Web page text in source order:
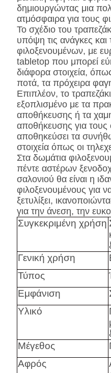
δημιουργώντας μια
ατμόσφαιρα για τους
Το σχέδιο του
υπόψη τις ανάγκες και
φιλοξενουμένων, με
tabletop που μπορεί
διάφορα στοιχεία,
ποτά, τα πρόχειρα
Επιπλέον, το
εξοπλισμένο με τα
αποθήκευσης ή τα
αποθήκευσης για τους
αποθηκεύσει τα
στοιχεία όπως οι
Στα δωμάτια
πέντε αστέρων
σαλονιού θα είναι η
φιλοξενουμένους για
ξετυλίξει,
για την άνεση, την
Συγκεκριμένη χρήση
Γενική χρήση
Τύπος
Εμφάνιση
Υλικό
Μέγεθος
Αφρός